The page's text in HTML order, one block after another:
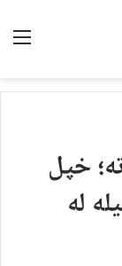
خپل
له